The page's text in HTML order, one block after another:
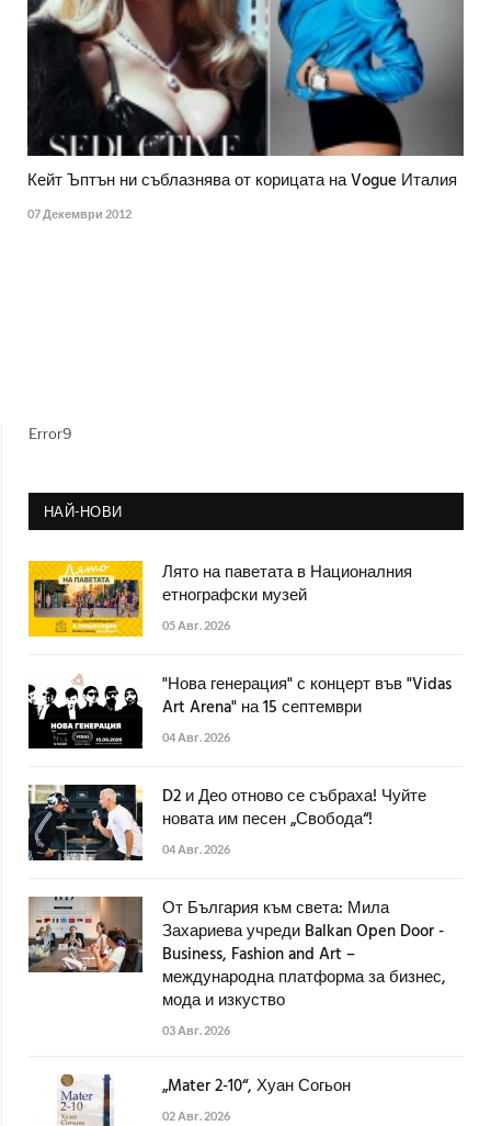
Кейт Ъптън ни съблазнява от корицата на Vogue Италия
07 Декември 2012
Error9
НАЙ-НОВИ
Лято на паветата в Националния
етнографски музей
05 Авг. 2026
"Нова генерация" с концерт във "Vidas
Art Arena" на 15 септември
04 Авг. 2026
D2 и Део отново се събраха! Чуйте
новата им песен „Свобода“!
04 Авг. 2026
От България към света: Мила
Захариева учреди Balkan Open Door -
Business, Fashion and Art –
международна платформа за бизнес,
мода и изкуство
03 Авг. 2026
„Mater 2-10“, Хуан Согьон
02 Авг. 2026